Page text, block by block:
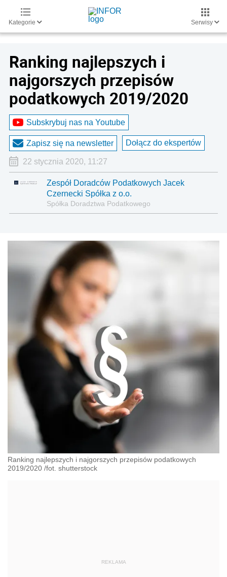
Kategorie Serwisy
Ranking najlepszych i
najgorszych przepisów
podatkowych 2019/2020
Subskrybuj nas na Youtube
Zapisz się na newsletter Dołącz do ekspertów
22 stycznia 2020, 11:27
Zespół Doradców Podatkowych Jacek
Czernecki Spółka z o.o.
Spółka Doradztwa Podatkowego
Ranking najlepszych i najgorszych przepisów podatkowych
2019/2020 /fot. shutterstock